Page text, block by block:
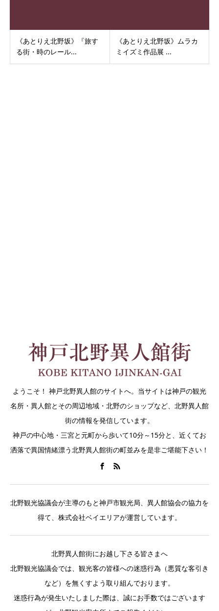
《あとりえ北野坂》『旅す
る街・時のレール...
《あとりえ北野坂》ムラカ
ミイズミ作品展 ...
ようこそ！ 神戸北野異人館のサイトへ。当サイトは神戸の観光
名所・異人館とその周辺地域・北野のショップなど、北野異人館
街の情報を発信しています。
神戸の中心地・三宮と元町から歩いて10分～15分と、近くてお
洒落で異国情緒漂う北野異人館街の町並みを是非ご堪能下さい！
北野観光協議会が主導のもと神戸市観光局、異人館協会の協力を
得て、株式会社ベイエリアが運営しています。
北野異人館街にお越し下さる皆さまへ
北野観光協議会では、観光客の皆様への迷惑行為（悪質な客引き
など）を無くすよう取り組んでおります。
迷惑行為が発生いたしました際は、誠にお手数ではございます